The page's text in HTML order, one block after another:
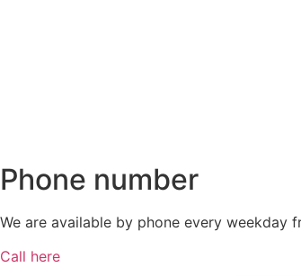
Phone number
We are available by phone every weekday
Call here